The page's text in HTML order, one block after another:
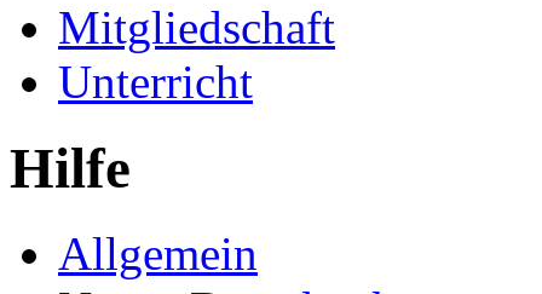
Mitgliedschaft
Unterricht
Hilfe
Allgemein